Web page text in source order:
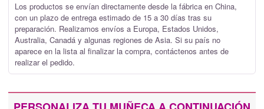
Los productos se envían directamente desde la fábrica en China,
con un plazo de entrega estimado de 15 a 30 días tras su
preparación. Realizamos envíos a Europa, Estados Unidos,
Australia, Canadá y algunas regiones de Asia. Si su país no
aparece en la lista al finalizar la compra, contáctenos antes de
realizar el pedido.